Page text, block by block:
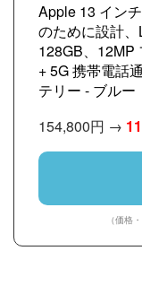
Apple 13 イン
のために設計、
128GB、12MP
+ 5G 携帯電話
テリー - ブルー
154,800円 →
（価格